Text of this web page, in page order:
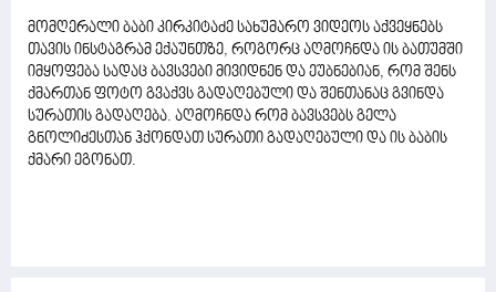
მომღერალი ბაბი კირკიტაძე სახუმარო ვიდეოს აქვეყნებს
თავის ინსტაგრამ ექაუნთზე, როგორც აღმოჩნდა ის ბათუმში
იმყოფება სადაც ბავსვები მივიდნენ და ეუბნებიან, რომ შენს
ქმართან ფოტო გვაქვს გადაღებული და შენთანაც გვინდა
სურათის გადაღება. აღმოჩნდა რომ ბავსვებს გელა
გნოლიძესთან ჰქონდათ სურათი გადაღებული და ის ბაბის
ქმარი ეგონათ.